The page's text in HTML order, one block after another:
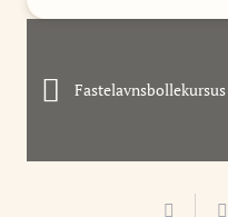
Fastelavnsbollekursus